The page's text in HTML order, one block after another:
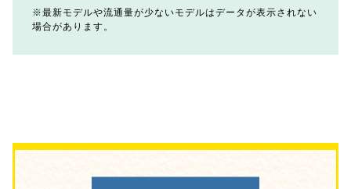
最新モデルや流通量が少ないモデルはデータが表示されない
場合があります。